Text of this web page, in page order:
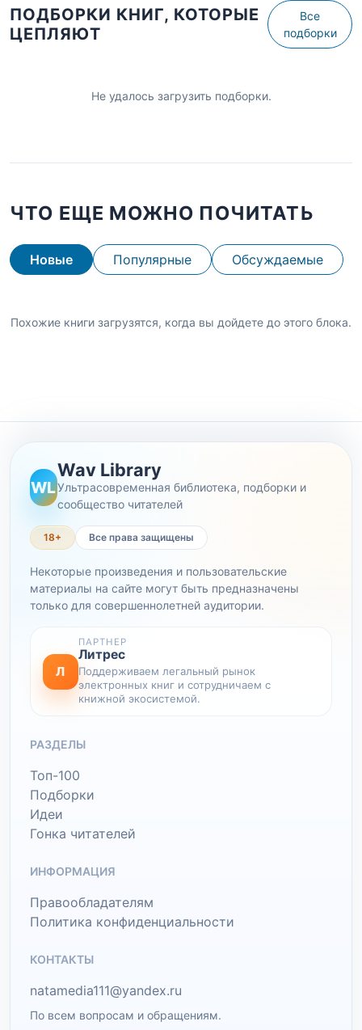
ПОДБОРКИ КНИГ, КОТОРЫЕ
ЦЕПЛЯЮТ
Все
подборки
Не удалось загрузить подборки.
ЧТО ЕЩЕ МОЖНО ПОЧИТАТЬ
Новые Популярные Обсуждаемые
Похожие книги загрузятся, когда вы дойдете до этого блока.
WL
Wav Library
Ультрасовременная библиотека, подборки и
сообщество читателей
18+ Все права защищены
Некоторые произведения и пользовательские
материалы на сайте могут быть предназначены
только для совершеннолетней аудитории.
Л
ПАРТНЕР
Литрес
Поддерживаем легальный рынок
электронных книг и сотрудничаем с
книжной экосистемой.
РАЗДЕЛЫ
Топ-100
Подборки
Идеи
Гонка читателей
ИНФОРМАЦИЯ
Правообладателям
Политика конфиденциальности
КОНТАКТЫ
natamedia111@yandex.ru
По всем вопросам и обращениям.